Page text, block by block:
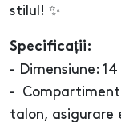
stilul! ✨
Specificații:
- Dimensiune: 14
-
talon, asigurare